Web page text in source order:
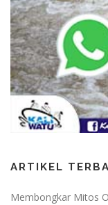
ARTIKEL
Membongkar Mitos